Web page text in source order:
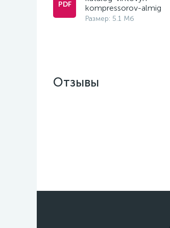
kompressorov-almig
Размер: 5.1 Мб
Отзывы